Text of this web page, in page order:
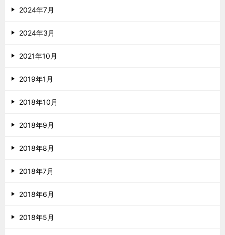
2024年7月
2024年3月
2021年10月
2019年1月
2018年10月
2018年9月
2018年8月
2018年7月
2018年6月
2018年5月